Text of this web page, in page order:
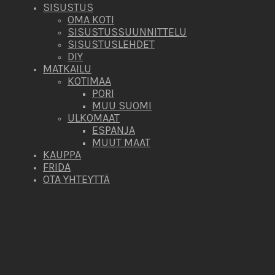
SISUSTUS
OMA KOTI
SISUSTUSSUUNNITTELU
SISUSTUSLEHDET
DIY
MATKAILU
KOTIMAA
PORI
MUU SUOMI
ULKOMAAT
ESPANJA
MUUT MAAT
KAUPPA
FRIDA
OTA YHTEYTTÄ